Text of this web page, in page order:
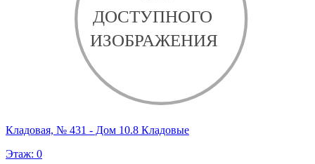
Кладовая, № 431 - Дом 10.8 Кладовые
Этаж: 0